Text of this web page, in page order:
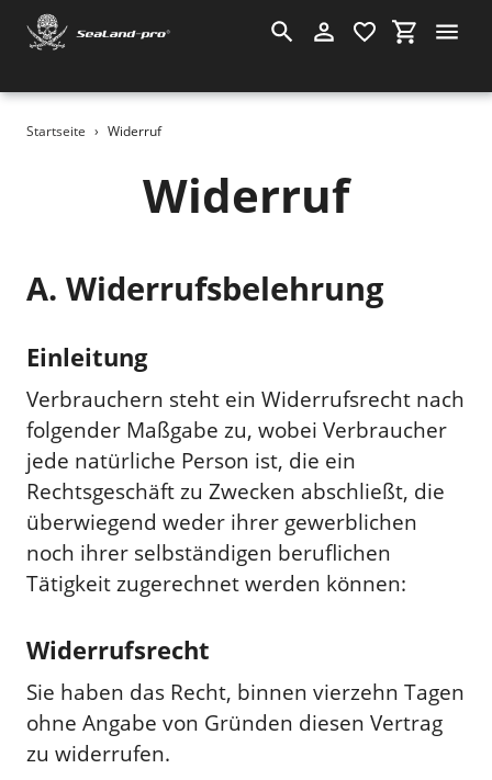
Direkt
SuchenEinloggen
Startseite › Widerruf
Widerruf
A. Widerrufsbelehrung
Einleitung
Verbrauchern steht ein Widerrufsrecht nach
folgender Maßgabe zu, wobei Verbraucher
jede natürliche Person ist, die ein
Rechtsgeschäft zu Zwecken abschließt, die
überwiegend weder ihrer gewerblichen
noch ihrer selbständigen beruflichen
Tätigkeit zugerechnet werden können:
Widerrufsrecht
Sie haben das Recht, binnen vierzehn Tagen
ohne Angabe von Gründen diesen Vertrag
zu widerrufen.